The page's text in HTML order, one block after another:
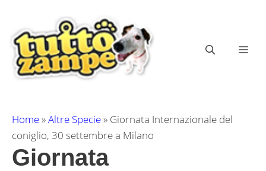
contenuto
Home»Altre Specie» Giornata Internazionale del
coniglio, 30 settembre a Milano
Giornata